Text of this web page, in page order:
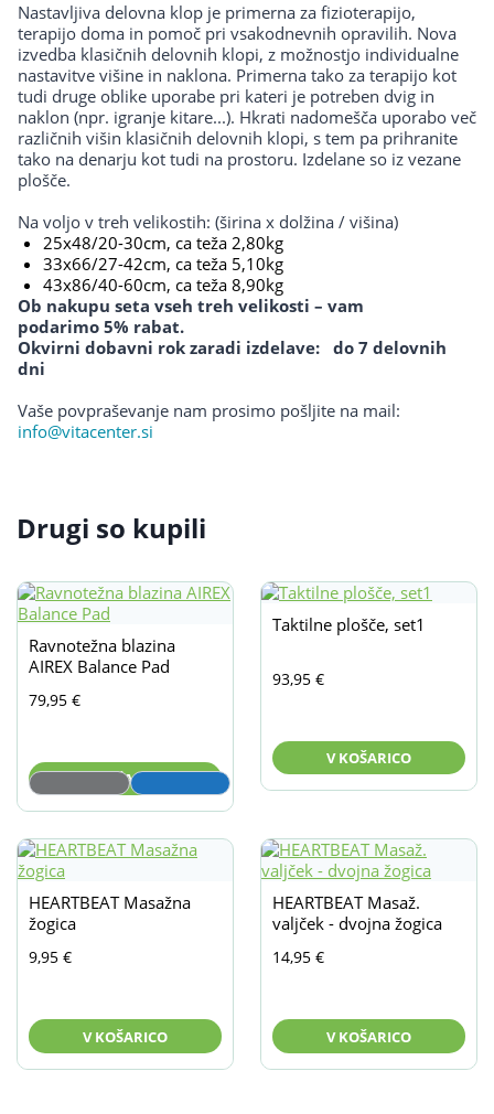
Nastavljiva delovna klop je primerna za fizioterapijo,
terapijo doma in pomoč pri vsakodnevnih opravilih. Nova
izvedba klasičnih delovnih klopi, z možnostjo individualne
nastavitve višine in naklona. Primerna tako za terapijo kot
tudi druge oblike uporabe pri kateri je potreben dvig in
naklon (npr. igranje kitare...). Hkrati nadomešča uporabo več
različnih višin klasičnih delovnih klopi, s tem pa prihranite
tako na denarju kot tudi na prostoru. Izdelane so iz vezane
plošče.
Na voljo v treh velikostih: (širina x dolžina / višina)
25x48/20-30cm, ca teža 2,80kg
33x66/27-42cm, ca teža 5,10kg
43x86/40-60cm, ca teža 8,90kg
Ob nakupu seta vseh treh velikosti – vam
podarimo 5% rabat.
Okvirni dobavni rok zaradi izdelave: do 7 delovnih
dni
Vaše povpraševanje nam prosimo pošljite na mail:
info@vitacenter.si
Drugi so kupili
Ravnotežna blazina
AIREX Balance Pad
79,95 €
V KOŠARICO
Taktilne plošče, set1
93,95 €
V KOŠARICO
HEARTBEAT Masažna
žogica
9,95 €
V KOŠARICO
HEARTBEAT Masaž.
valjček - dvojna žogica
14,95 €
V KOŠARICO